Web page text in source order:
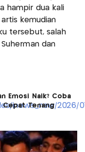
hampir dua kali
kemudian
tersebut, salah
dan
Emosi Naik? Coba
Cepat Tenang